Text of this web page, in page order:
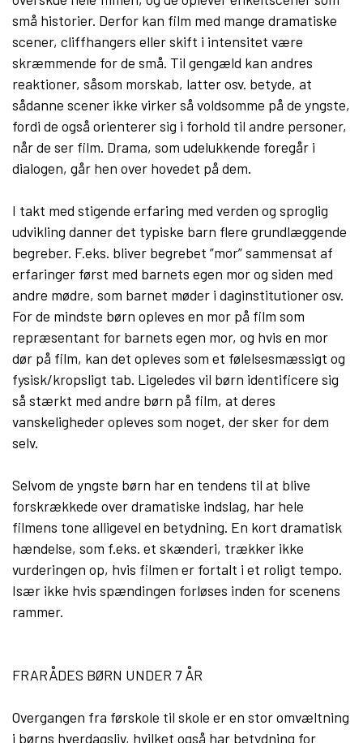
små historier. Derfor kan film med mange dramatiske
scener, cliffhangers eller skift i intensitet være
skræmmende for de små. Til gengæld kan andres
reaktioner, såsom morskab, latter osv. betyde, at
sådanne scener ikke virker så voldsomme på de yngste,
fordi de også orienterer sig i forhold til andre personer,
når de ser film. Drama, som udelukkende foregår i
dialogen, går hen over hovedet på dem.
I takt med stigende erfaring med verden og sproglig
udvikling danner det typiske barn flere grundlæggende
begreber. F.eks. bliver begrebet ”mor” sammensat af
erfaringer først med barnets egen mor og siden med
andre mødre, som barnet møder i daginstitutioner osv.
For de mindste børn opleves en mor på film som
repræsentant for barnets egen mor, og hvis en mor
dør på film, kan det opleves som et følelsesmæssigt og
fysisk/kropsligt tab. Ligeledes vil børn identificere sig
så stærkt med andre børn på film, at deres
vanskeligheder opleves som noget, der sker for dem
selv.
Selvom de yngste børn har en tendens til at blive
forskrækkede over dramatiske indslag, har hele
filmens tone alligevel en betydning. En kort dramatisk
hændelse, som f.eks. et skænderi, trækker ikke
vurderingen op, hvis filmen er fortalt i et roligt tempo.
Især ikke hvis spændingen forløses inden for scenens
rammer.
FRARÅDES BØRN UNDER 7 ÅR
Overgangen fra førskole til skole er en stor omvæltning
i børns hverdagsliv, hvilket også har betydning for